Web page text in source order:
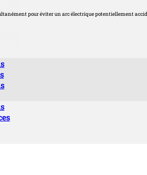
pour éviter un arc électrique potentiellement